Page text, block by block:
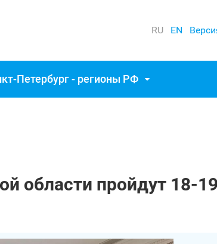
RU EN
- регионы РФ
области пройдут 18-